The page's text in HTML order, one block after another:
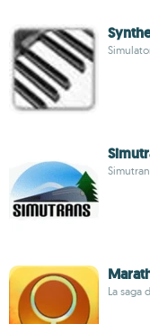
La saga